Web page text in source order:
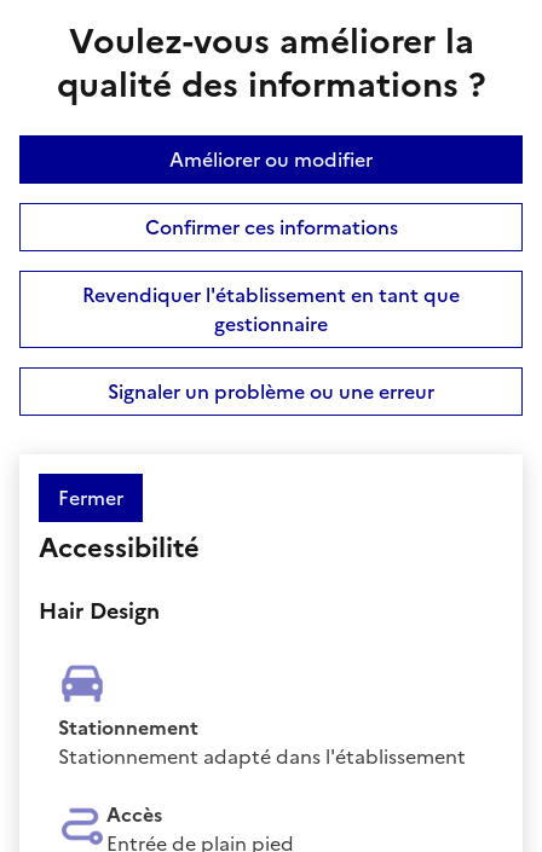
Voulez-vous améliorer la
qualité des informations ?
Améliorer ou modifier
Confirmer ces informations
Revendiquer l'établissement en tant que
gestionnaire
Signaler un problème ou une erreur
Fermer
Accessibilité
Hair Design
Stationnement
Stationnement adapté dans l'établissement
Accès
Entrée de plain pied